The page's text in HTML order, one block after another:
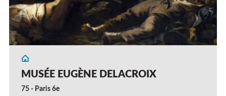
MUSÉE EUGÈNE DELACROIX
75 - Paris 6e